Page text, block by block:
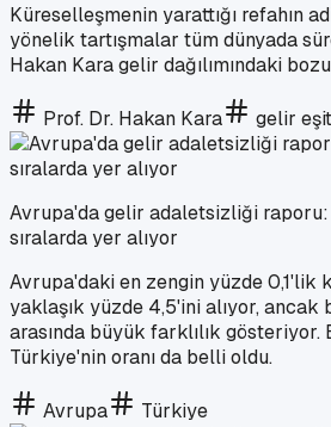
Küreselleşmenin yarattığı refahın
yönelik tartışmalar tüm dünyada
Hakan Kara gelir dağılımındaki
Prof. Dr. Hakan Kara gelir
Avrupa'da gelir adaletsizliği
sıralarda yer alıyor
Avrupa'daki en zengin yüzde 0,1'lik
yaklaşık yüzde 4,5'ini alıyor, ancak
arasında büyük farklılık
Türkiye'nin oranı da belli oldu.
Avrupa Türkiye